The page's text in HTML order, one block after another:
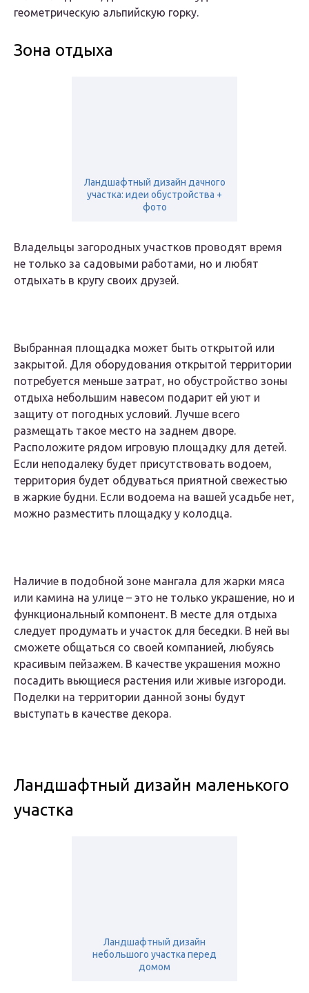
геометрическую альпийскую горку.
Зона отдыха
Ландшафтный дизайн дачного
участка: идеи обустройства +
фото
Владельцы загородных участков проводят время
не только за садовыми работами, но и любят
отдыхать в кругу своих друзей.
Выбранная площадка может быть открытой или
закрытой. Для оборудования открытой территории
потребуется меньше затрат, но обустройство зоны
отдыха небольшим навесом подарит ей уют и
защиту от погодных условий. Лучше всего
размещать такое место на заднем дворе.
Расположите рядом игровую площадку для детей.
Если неподалеку будет присутствовать водоем,
территория будет обдуваться приятной свежестью
в жаркие будни. Если водоема на вашей усадьбе нет,
можно разместить площадку у колодца.
Наличие в подобной зоне мангала для жарки мяса
или камина на улице – это не только украшение, но и
функциональный компонент. В месте для отдыха
следует продумать и участок для беседки. В ней вы
сможете общаться со своей компанией, любуясь
красивым пейзажем. В качестве украшения можно
посадить вьющиеся растения или живые изгороди.
Поделки на территории данной зоны будут
выступать в качестве декора.
Ландшафтный дизайн маленького
участка
Ландшафтный дизайн
небольшого участка перед
домом